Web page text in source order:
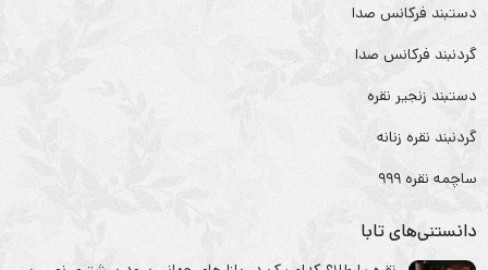
دستبند فرکانس صدا
گردنبند فرکانس صدا
دستبند زنجیر نقره
گردنبند نقره زنانه
ساچمه نقره ۹۹۹
دانستنی‌های تابا